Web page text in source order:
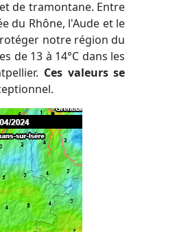
du Rhône, l'Aude et le
notre région du
de 13 à 14°C dans les
Ces valeurs se